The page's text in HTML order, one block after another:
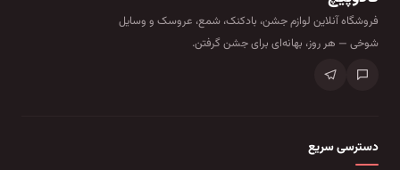
فروشگاه آنلاین لوازم جشن، بادکنک، شمع، عروسک و وسایل
شوخی — هر روز، بهانه‌ای برای جشن گرفتن.
دسترسی سریع